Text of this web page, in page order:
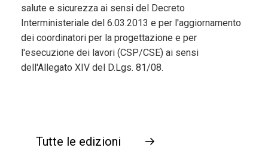
salute e sicurezza ai sensi del Decreto
Interministeriale del 6.03.2013 e per l'aggiornamento
dei coordinatori per la progettazione e per
l'esecuzione dei lavori (CSP/CSE) ai sensi
dell'Allegato XIV del D.Lgs. 81/08.
Tutte le edizioni →